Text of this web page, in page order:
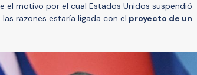
el motivo por el cual Estados Unidos suspendió
razones estaría ligada con el proyecto de un